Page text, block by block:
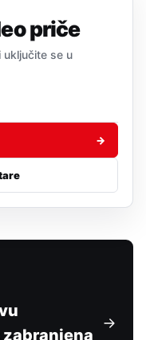
priče
uključite se u
→